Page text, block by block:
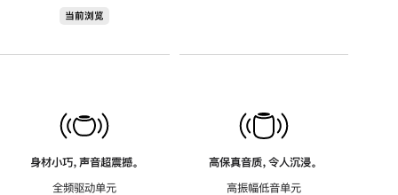
当前浏览
身材小巧，声音超震撼。
全频驱动单元
高保真音质，令人沉浸。
高振幅低音单元